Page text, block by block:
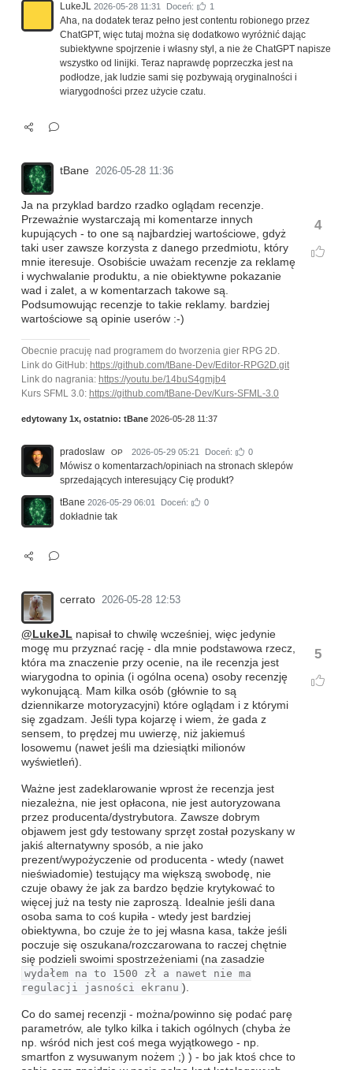
LukeJL 2026-05-28 11:31 Doceń: 1
Aha, na dodatek teraz pełno jest contentu robionego przez
ChatGPT, więc tutaj można się dodatkowo wyróżnić dając
subiektywne spojrzenie i własny styl, a nie że ChatGPT napisze
wszystko od linijki. Teraz naprawdę poprzeczka jest na
podłodze, jak ludzie sami się pozbywają oryginalności i
wiarygodności przez użycie czatu.
tBane 2026-05-28 11:36
4
Ja na przyklad bardzo rzadko oglądam recenzje.
Przeważnie wystarczają mi komentarze innych
kupujących - to one są najbardziej wartościowe, gdyż
taki user zawsze korzysta z danego przedmiotu, który
mnie iteresuje. Osobiście uważam recenzje za reklamę
i wychwalanie produktu, a nie obiektywne pokazanie
wad i zalet, a w komentarzach takowe są.
Podsumowując recenzje to takie reklamy. bardziej
wartościowe są opinie userów :-)
Obecnie pracuję nad programem do tworzenia gier RPG 2D.
Link do GitHub: https://github.com/tBane-Dev/Editor-RPG2D.git
Link do nagrania: https://youtu.be/14buS4gmjb4
Kurs SFML 3.0: https://github.com/tBane-Dev/Kurs-SFML-3.0
edytowany 1x, ostatnio: tBane 2026-05-28 11:37
pradoslaw OP 2026-05-29 05:21 Doceń: 0
Mówisz o komentarzach/opiniach na stronach sklepów
sprzedających interesujący Cię produkt?
tBane 2026-05-29 06:01 Doceń: 0
dokładnie tak
cerrato 2026-05-28 12:53
5
@LukeJL napisał to chwilę wcześniej, więc jedynie
mogę mu przyznać rację - dla mnie podstawowa rzecz,
która ma znaczenie przy ocenie, na ile recenzja jest
wiarygodna to opinia (i ogólna ocena) osoby recenzję
wykonującą. Mam kilka osób (głównie to są
dziennikarze motoryzacyjni) które oglądam i z którymi
się zgadzam. Jeśli typa kojarzę i wiem, że gada z
sensem, to prędzej mu uwierzę, niż jakiemuś
losowemu (nawet jeśli ma dziesiątki milionów
wyświetleń).
Ważne jest zadeklarowanie wprost że recenzja jest
niezależna, nie jest opłacona, nie jest autoryzowana
przez producenta/dystrybutora. Zawsze dobrym
objawem jest gdy testowany sprzęt został pozyskany w
jakiś alternatywny sposób, a nie jako
prezent/wypożyczenie od producenta - wtedy (nawet
nieświadomie) testujący ma większą swobodę, nie
czuje obawy że jak za bardzo będzie krytykować to
więcej już na testy nie zaproszą. Idealnie jeśli dana
osoba sama to coś kupiła - wtedy jest bardziej
obiektywna, bo czuje że to jej własna kasa, także jeśli
poczuje się oszukana/rozczarowana to raczej chętnie
się podzieli swoimi spostrzeżeniami (na zasadzie
wydałem na to 1500 zł a nawet nie ma
regulacji jasności ekranu ).
Co do samej recenzji - można/powinno się podać parę
parametrów, ale tylko kilka i takich ogólnych (chyba że
np. wśród nich jest coś mega wyjątkowego - np.
smartfon z wysuwanym nożem ;) ) - bo jak ktoś chce to